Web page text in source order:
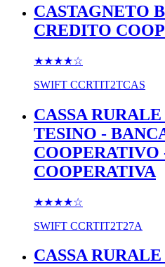
CASTAGNETO
CREDITO
★★★★☆
SWIFT CCRTIT2TCAS
CASSA
TESINO -
COOPERATIVO
COOPERATIVA
★★★★☆
SWIFT CCRTIT2T27A
CASSA